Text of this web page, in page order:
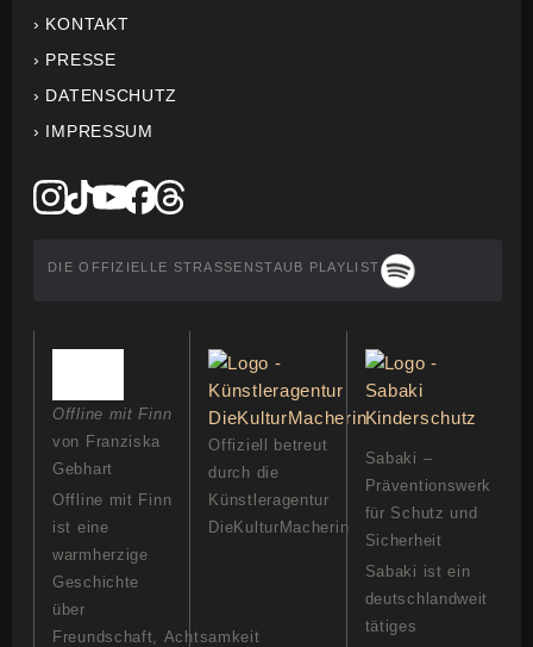
› KONTAKT
› PRESSE
› DATENSCHUTZ
› IMPRESSUM
DIE OFFIZIELLE STRASSENSTAUB PLAYLIST
Offline mit Finn
von Franziska
Gebhart
Offline mit Finn
ist eine
warmherzige
Geschichte
über
Freundschaft, Achtsamkeit
Offiziell betreut
durch die
Künstleragentur
DieKulturMacherin
Sabaki –
Präventionswerk
für Schutz und
Sicherheit
Sabaki ist ein
deutschlandweit
tätiges